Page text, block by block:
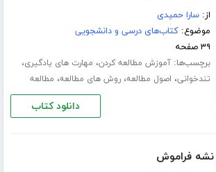
از:سارا حمیدی
موضوع:کتاب‌های درسی و دانشجویی
۳۹ صفحه
برچسب‌ها:آموزش مطالعه کردن، مهارت های یادگیری،
تندخوانی، اصول مطالعه،روش های مطالعه، مطالعه
دانلود کتاب
نشه فراموش